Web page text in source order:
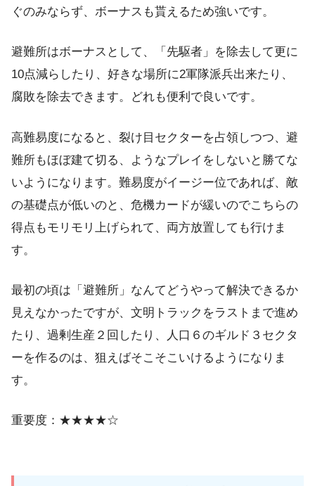
ぐのみならず、ボーナスも貰えるため強いです。
避難所はボーナスとして、「先駆者」を除去して更に
10点減らしたり、好きな場所に2軍隊派兵出来たり、
腐敗を除去できます。どれも便利で良いです。
高難易度になると、裂け目セクターを占領しつつ、避
難所もほぼ建て切る、ようなプレイをしないと勝てな
いようになります。難易度がイージー位であれば、敵
の基礎点が低いのと、危機カードが緩いのでこちらの
得点もモリモリ上げられて、両方放置しても行けま
す。
最初の頃は「避難所」なんてどうやって解決できるか
見えなかったですが、文明トラックをラストまで進め
たり、過剰生産２回したり、人口６のギルド３セクタ
ーを作るのは、狙えばそこそこいけるようになりま
す。
重要度：★★★★☆